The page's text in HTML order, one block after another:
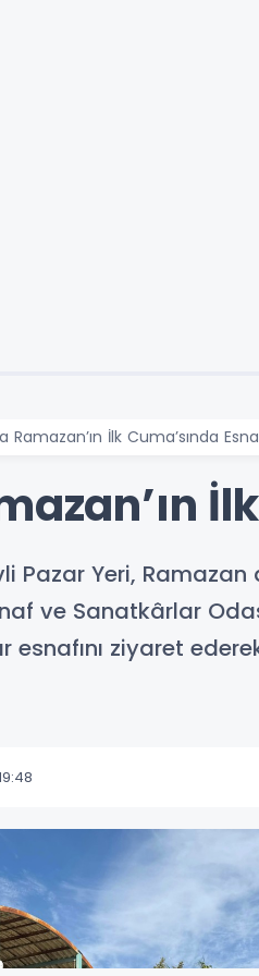
Ramazan’ın İlk Cuma’sında
Pazar Yeri,
ve Sanatkârlar
ziyaret